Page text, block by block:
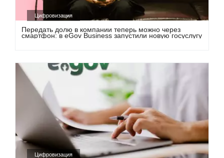
Цифровизация
Передать долю в компании теперь можно через
смартфон: в eGov Business запустили новую госуслугу
Цифровизация